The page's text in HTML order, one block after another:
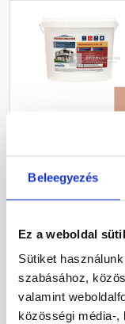
Beleegyezés
Ez a weboldal
Sütiket
szabásához,
valamint
közösségi média-,
vékonyvakolat,
1 226 Ft / kg
Megnézem